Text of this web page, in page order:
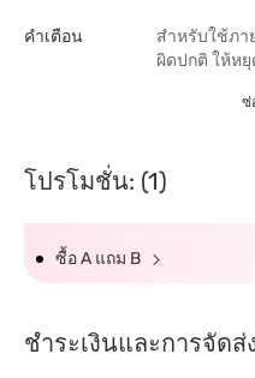
คำเตือน
สำหรับใช้ภา
ผิดปกติ ให้ห
ซ่
โปรโมชั่น: (1)
ซื้อ A แถม B
ชำระเงินและการจัดส่